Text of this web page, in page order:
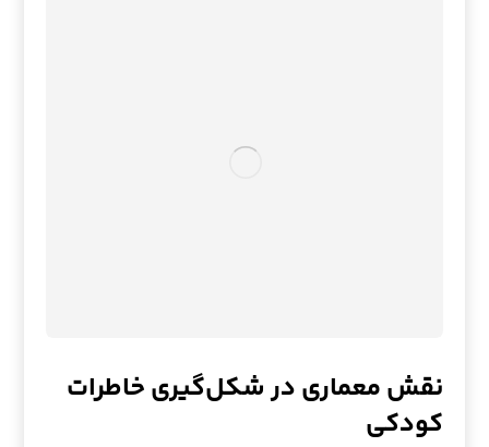
نقش معماری در شکل‌گیری خاطرات
کودکی